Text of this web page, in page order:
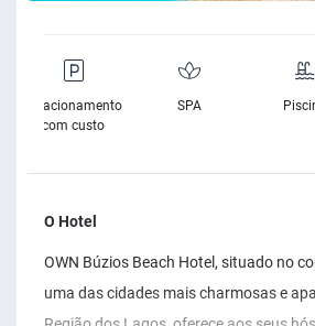
Estacionamento
com custo
SPA
O Hotel
OWN Búzios Beach Hotel, situado no
uma das cidades mais charmosas e